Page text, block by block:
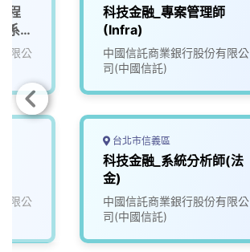
程
系
限公
限公
科技金融_專案管理師
(Infra)
中國信託商業銀行股份有限公
司(中國信託)
台北市信義區
科技金融_系統分析師(法
金)
中國信託商業銀行股份有限公
司(中國信託)